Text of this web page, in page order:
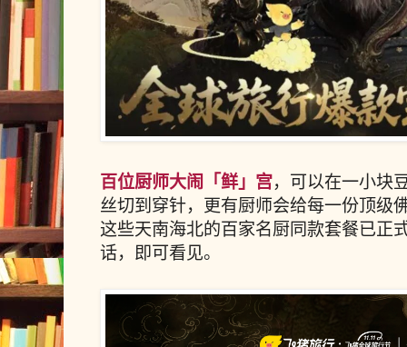
百位厨师大闹「鲜」宫，可以在一小块
丝切到穿针，更有厨师会给每一份顶
这些天南海北的百家名厨同款套餐已正
话，即可看见。